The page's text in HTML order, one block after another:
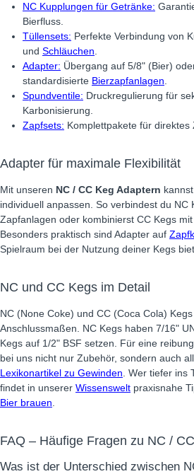
NC Kupplungen für Getränke:
Bierfluss.
Tüllensets: Perfekte Verbindung von
und Schläuchen
Adapter: Übergang auf 5/8" (Bier)
standardisierte Bierzapfanlagen
Spundventile: Druckregulierung für
Karbonisierung.
Zapfsets: Komplettpakete für direktes
Adapter für maximale Flexibilität
Mit unseren NC / CC Keg Adaptern
individuell anpassen. So verbindest du NC
Zapfanlagen oder kombinierst CC Kegs
Besonders praktisch sind Adapter auf
Spielraum bei der Nutzung deiner Kegs
NC und CC Kegs im Detail
NC (None Coke) und CC (Coca Cola)
Anschlussmaßen. NC Kegs haben 7/16"
Kegs auf 1/2" BSF setzen. Für eine
bei uns nicht nur Zubehör, sondern auch
Lexikonartikel zu Gewinden . Wer tiefer ins
findet in unserer Wissenswelt praxisnahe
Bier brauen
FAQ – Häufige Fragen zu NC /
Was ist der Unterschied zwischen